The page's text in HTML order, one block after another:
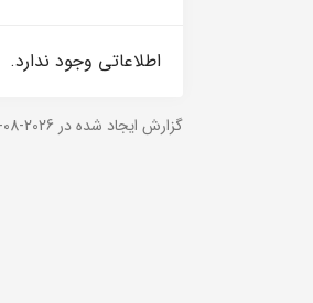
اطلاعاتی وجود ندارد.
گزارش ایجاد شده در 2026-08-08 ساعت 00:17:54 (UTC +03:30).